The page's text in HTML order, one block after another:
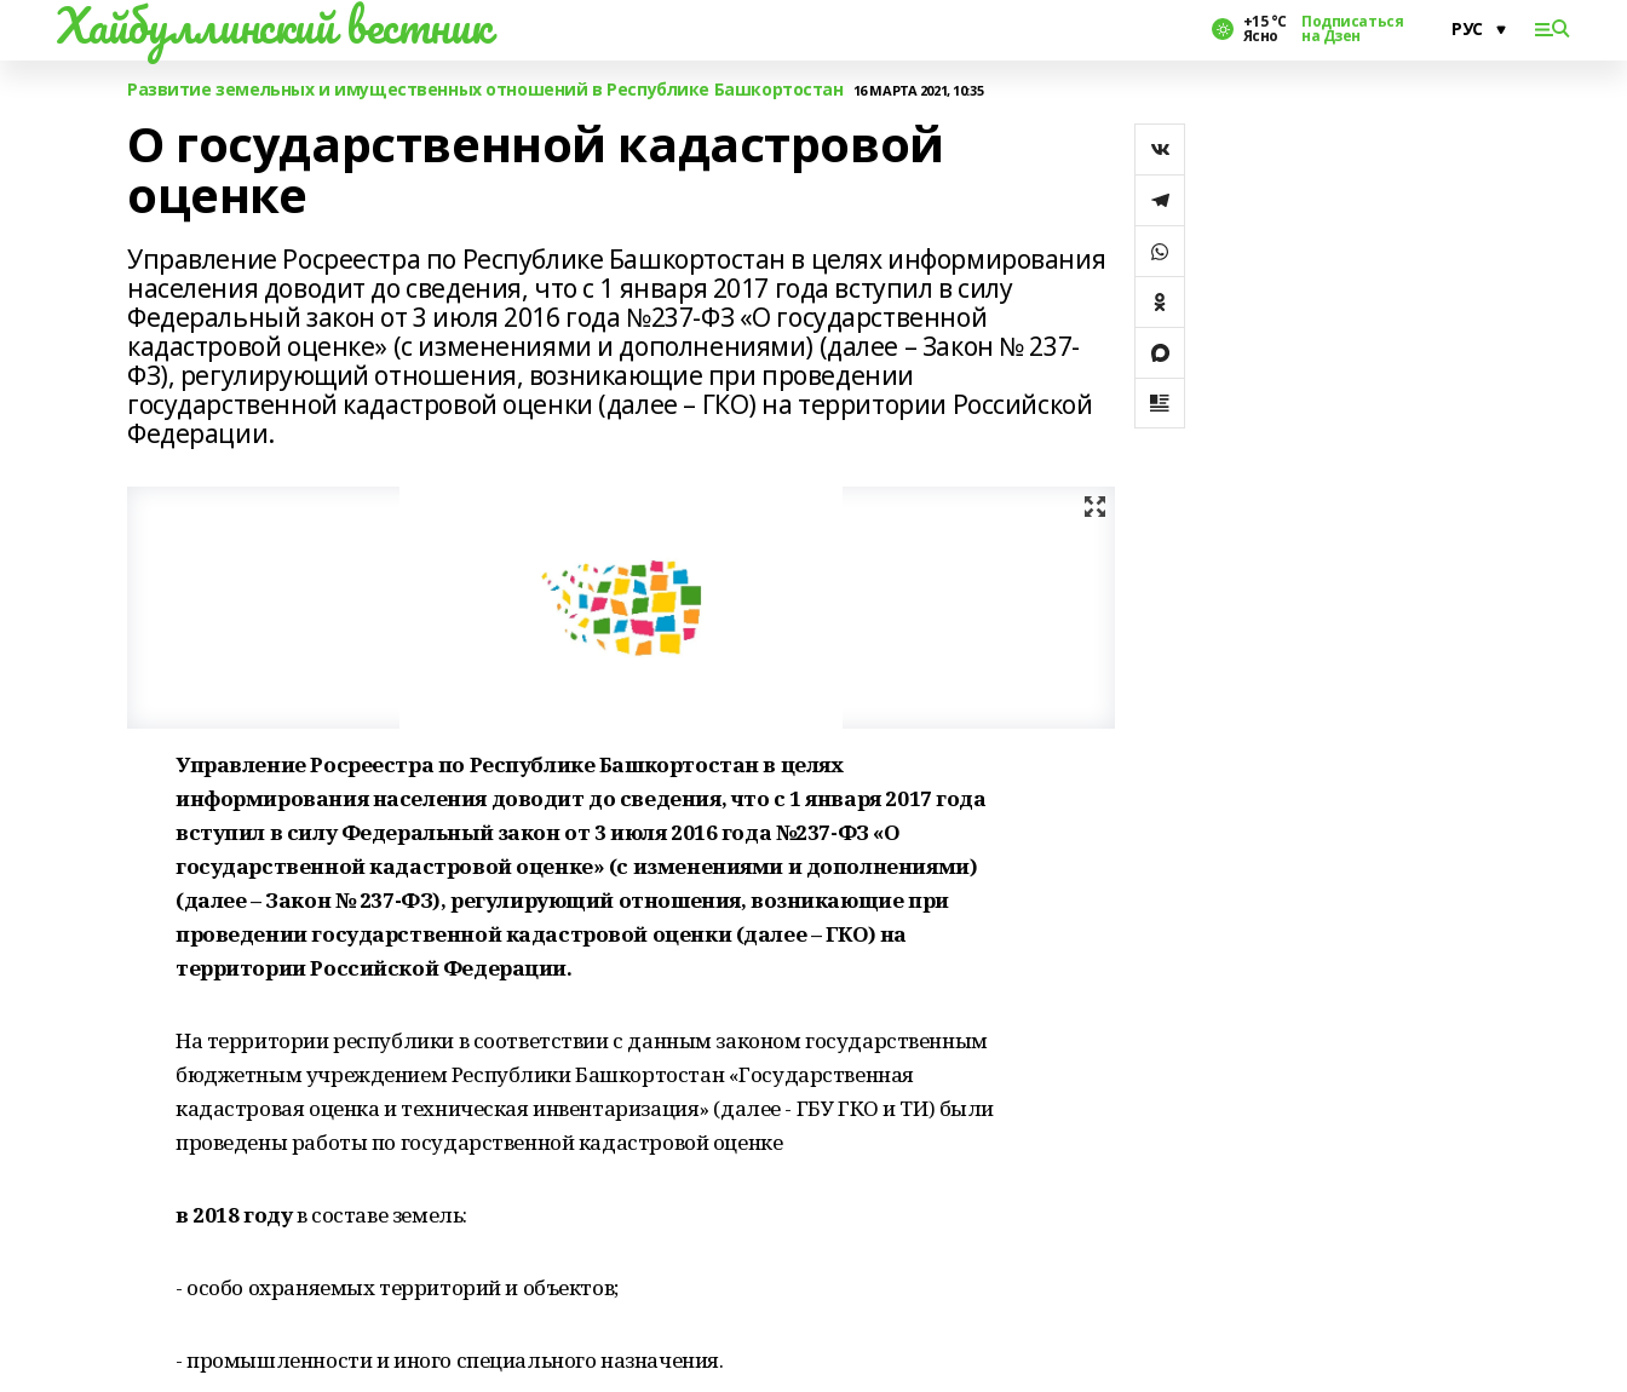
Хайбуллинский вестник +15 °С
Ясно
Подписаться
на Дзен
Развитие земельных и имущественных отношений в Республике Башкортостан 16 МАРТА 2021, 10:35
О государственной кадастровой
оценке
Управление Росреестра по Республике Башкортостан в целях информирования
населения доводит до сведения, что с 1 января 2017 года вступил в силу
Федеральный закон от 3 июля 2016 года №237-ФЗ «О государственной
кадастровой оценке» (с изменениями и дополнениями) (далее – Закон № 237-
ФЗ), регулирующий отношения, возникающие при проведении
государственной кадастровой оценки (далее – ГКО) на территории Российской
Федерации.
Управление Росреестра по Республике Башкортостан в целях
информирования населения доводит до сведения, что с 1 января 2017 года
вступил в силу Федеральный закон от 3 июля 2016 года №237-ФЗ «О
государственной кадастровой оценке» (с изменениями и дополнениями)
(далее – Закон № 237-ФЗ), регулирующий отношения, возникающие при
проведении государственной кадастровой оценки (далее – ГКО) на
территории Российской Федерации.
На территории республики в соответствии с данным законом государственным
бюджетным учреждением Республики Башкортостан «Государственная
кадастровая оценка и техническая инвентаризация» (далее - ГБУ ГКО и ТИ) были
проведены работы по государственной кадастровой оценке
в 2018 годув составе земель:
- особо охраняемых территорий и объектов;
- промышленности и иного специального назначения.